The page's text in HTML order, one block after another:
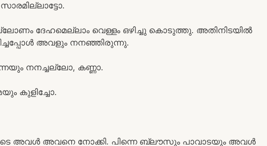
ദേഹമെല്ലാം വെള്ളം ഒഴിച്ചു കൊടുത്തു. അതിനിടയിൽ
അവളും നനഞ്ഞിരുന്നു.
നനച്ചല്ലോ, കണ്ണാ.
കുളിച്ചോ.
അവൾ അവനെ നോക്കി. പിന്നെ ബ്ലൗസും പാവാടയും അവൾ